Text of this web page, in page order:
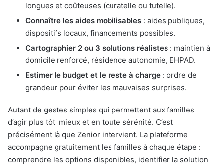
longues et coûteuses (curatelle ou tutelle).
Connaître les aides mobilisables : aides publiques,
dispositifs locaux, financements possibles.
Cartographier 2 ou 3 solutions réalistes : maintien à
domicile renforcé, résidence autonomie, EHPAD.
Estimer le budget et le reste à charge : ordre de
grandeur pour éviter les mauvaises surprises.
Autant de gestes simples qui permettent aux familles
d’agir plus tôt, mieux et en toute sérénité. C’est
précisément là que Zenior intervient. La plateforme
accompagne gratuitement les familles à chaque étape :
comprendre les options disponibles, identifier la solution